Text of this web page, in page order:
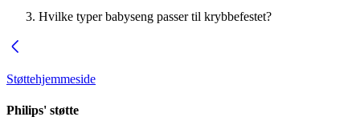
Hvilke typer babyseng passer til krybbefestet?
Støttehjemmeside
Philips' støtte